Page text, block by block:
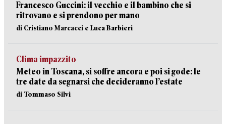
Francesco Guccini: il vecchio e il bambino che si
ritrovano e si prendono per mano
di Cristiano Marcacci e Luca Barbieri
Clima impazzito
Meteo in Toscana, si soffre ancora e poi si gode: le
tre date da segnarsi che decideranno l’estate
di Tommaso Silvi